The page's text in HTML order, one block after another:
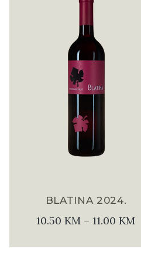
BLATINA 2024.
10.50KM – 11.00KM